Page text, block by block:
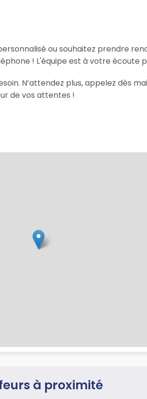
ou souhaitez prendre
! L'équipe est à votre écoute
N’attendez plus, appelez dès
de vos attentes !
à proximité